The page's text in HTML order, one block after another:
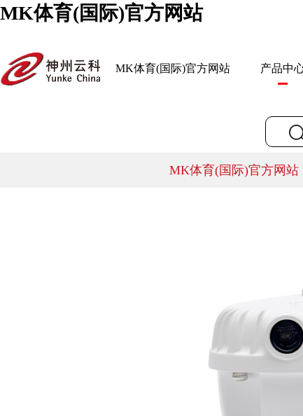
MK体育(国际)官方网站
MK体育(国际)官方网站 产品中
MK体育(国际)官方网站